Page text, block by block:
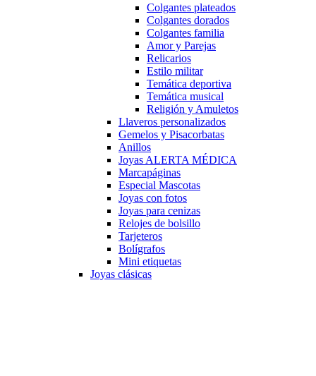
Colgantes plateados
Colgantes dorados
Colgantes familia
Amor y Parejas
Relicarios
Estilo militar
Temática deportiva
Temática musical
Religión y Amuletos
Llaveros personalizados
Gemelos y Pisacorbatas
Anillos
Joyas ALERTA MÉDICA
Marcapáginas
Especial Mascotas
Joyas con fotos
Joyas para cenizas
Relojes de bolsillo
Tarjeteros
Bolígrafos
Mini etiquetas
Joyas clásicas